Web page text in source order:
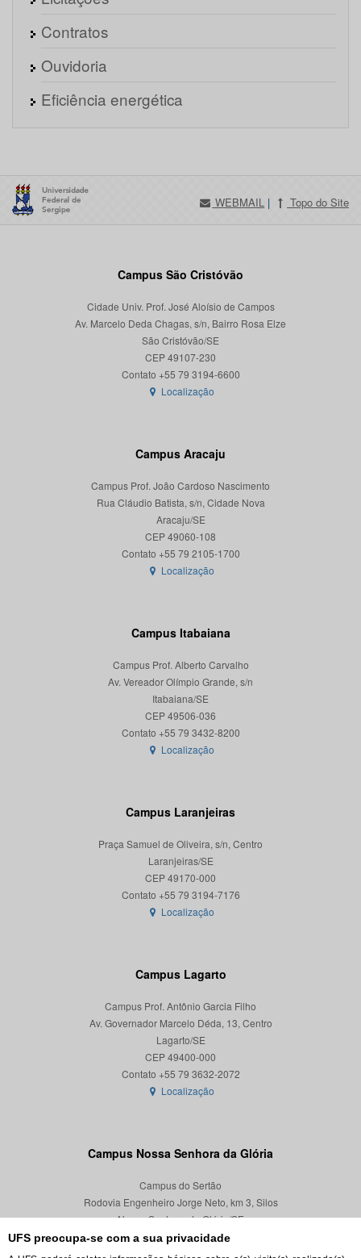
UFS preocupa-se com a sua privacidade
Contratos
Ouvidoria
Eficiência energética
WEBMAIL | Topo do Site
Campus São Cristóvão
Cidade Univ. Prof. José Aloísio de Campos
Av. Marcelo Deda Chagas, s/n, Bairro Rosa Elze
São Cristóvão/SE
CEP 49107-230
Localização
Campus Aracaju
Campus Prof. João Cardoso Nascimento
Rua Cláudio Batista, s/n, Cidade Nova
Aracaju/SE
CEP 49060-108
Localização
Campus Itabaiana
Campus Prof. Alberto Carvalho
Av. Vereador Olímpio Grande, s/n
Itabaiana/SE
CEP 49506-036
Localização
Campus Laranjeiras
Praça Samuel de Oliveira, s/n, Centro
Laranjeiras/SE
CEP 49170-000
Localização
Campus Lagarto
Campus Prof. Antônio Garcia Filho
Av. Governador Marcelo Déda, 13, Centro
Lagarto/SE
CEP 49400-000
Localização
Campus Nossa Senhora da Glória
Campus do Sertão
Rodovia Engenheiro Jorge Neto, km 3, Silos
Nossa Senhora da Glória/SE
CEP 49680-000